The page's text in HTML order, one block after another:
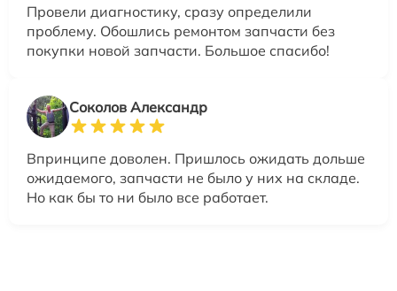
Провели диагностику, сразу определили
проблему. Обошлись ремонтом запчасти без
покупки новой запчасти. Большое спасибо!
Соколов Александр
Впринципе доволен. Пришлось ожидать дольше
ожидаемого, запчасти не было у них на складе.
Но как бы то ни было все работает.